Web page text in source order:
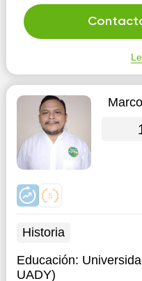
Historia
Educación:
UADY)